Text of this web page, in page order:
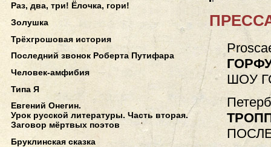
ШОУ
Раз, два, три! Ёлочка, гори!
Золушка
Трёхгрошовая история
Последний звонок Роберта Путифара
Человек-амфибия
Типа Я
Евгений Онегин.
Урок русской литературы. Часть вторая.
Заговор мёртвых поэтов
Бруклинская сказка